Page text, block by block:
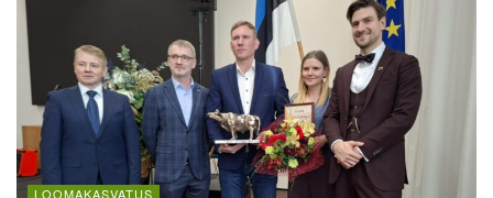
LOOMAKASVATUS